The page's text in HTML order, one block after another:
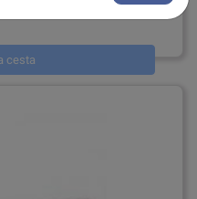
cesta